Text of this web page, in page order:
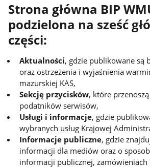
Strona główna BIP
podzielona na sześć
części:
Aktualności, gdzie publikowane są
oraz ostrzeżenia i wyjaśnienia
mazurskiej KAS,
Sekcję przycisków, które
podatników serwisów,
Usługi i informacje, gdzie
wybranych usług Krajowej
Informacje publiczne, gdzie
informacji dla mediów oraz o
informacji publicznej, zamówieniach